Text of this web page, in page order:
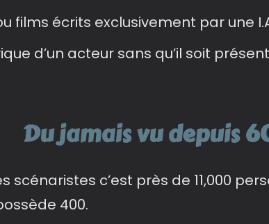
films écrits exclusivement par une
d’un acteur sans qu’il soit
Du jamais vu depuis
scénaristes c’est près de 11,000
400.